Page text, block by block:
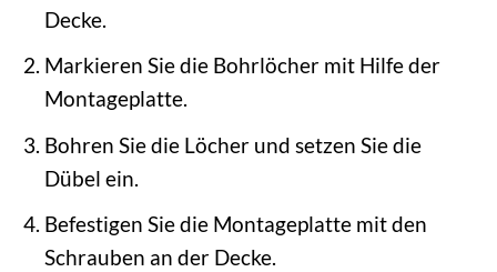
Decke.
Markieren Sie die Bohrlöcher mit Hilfe der
Montageplatte.
Bohren Sie die Löcher und setzen Sie die
Dübel ein.
Befestigen Sie die Montageplatte mit den
Schrauben an der Decke.